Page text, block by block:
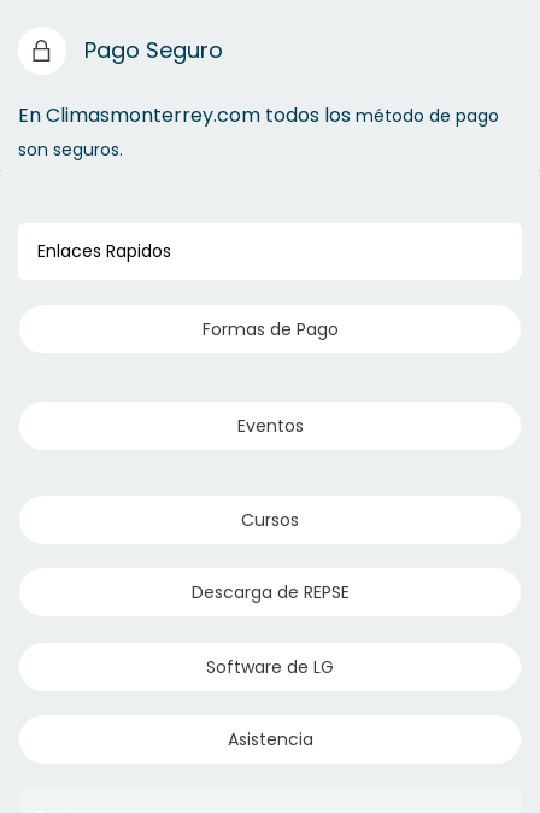
Pago Seguro
En Climasmonterrey.com todos los método de pago
son seguros.
Enlaces Rapidos
Formas de Pago
Eventos
Cursos
Descarga de REPSE
Software de LG
Asistencia